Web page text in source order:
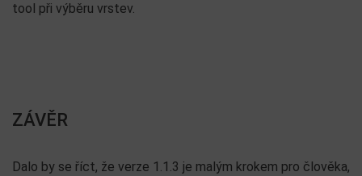
tool při výběru vrstev.
ZÁVĚR
Dalo by se říct, že verze 1.1.3 je malým krokem pro člověka,